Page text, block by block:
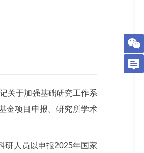
关于加强基础研究工作系
金项目申报。研究所学术
研人员以申报2025年国家